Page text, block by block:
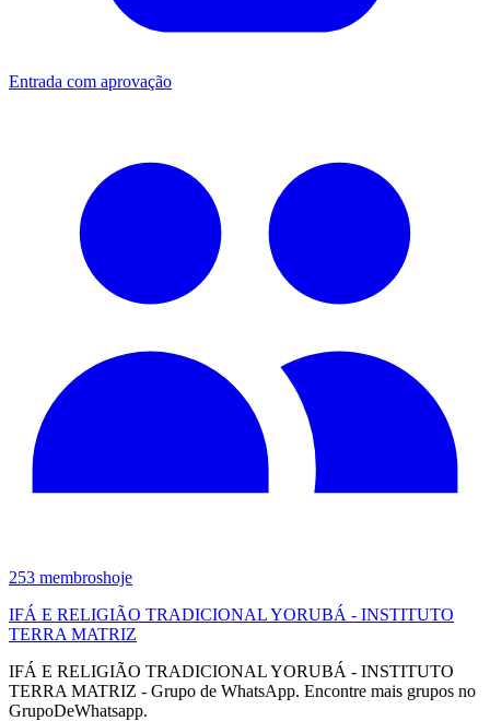
Entrada com aprovação
253 membroshoje
IFÁ E RELIGIÃO TRADICIONAL YORUBÁ - INSTITUTO
TERRA MATRIZ
IFÁ E RELIGIÃO TRADICIONAL YORUBÁ - INSTITUTO
TERRA MATRIZ - Grupo de WhatsApp. Encontre mais grupos no
GrupoDeWhatsapp.